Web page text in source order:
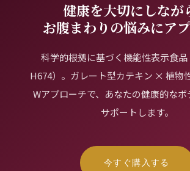
健康を大切にしなが
お腹まわりの悩みにア
科学的根拠に基づく機能性表示食
H674）。ガレート型カテキン × 植物
Wアプローチで、あなたの健康的なボ
サポートします。
今すぐ購入する